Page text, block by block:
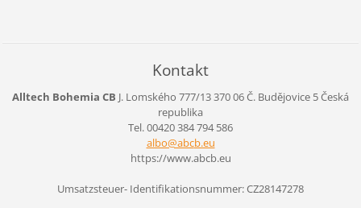
Kontakt
Alltech Bohemia CB J. Lomského 777/13370 06 Č. Budějovice 5Česká
republika
Tel. 00420 384 794 586
albo@abcb.eu
https://www.abcb.eu
Umsatzsteuer- Identifikationsnummer: CZ28147278